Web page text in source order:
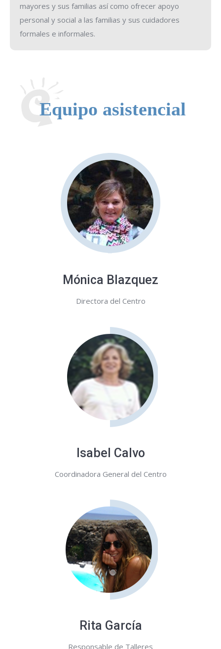
mayores y sus familias así como ofrecer apoyo
personal y social a las familias y sus cuidadores
formales e informales.
Equipo asistencial
Mónica Blazquez
Directora del Centro
Isabel Calvo
Coordinadora General del Centro
Rita García
Responsable de Talleres